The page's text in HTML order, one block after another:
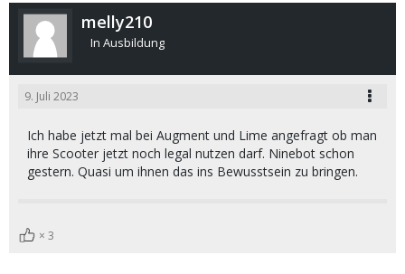
melly210
In Ausbildung
9. Juli 2023
Ich habe jetzt mal bei Augment und Lime angefragt ob man
ihre Scooter jetzt noch legal nutzen darf. Ninebot schon
gestern. Quasi um ihnen das ins Bewusstsein zu bringen.
3